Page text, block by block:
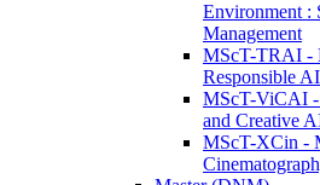
Environment :
Management
MScT-TRAI -
Responsible AI
MScT-ViCAI -
and Creative
MScT-XCin -